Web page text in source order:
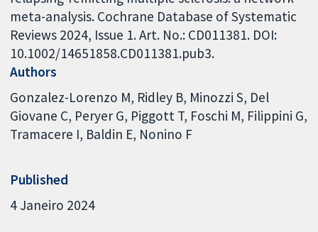
meta-analysis. Cochrane Database of Systematic
Reviews 2024, Issue 1. Art. No.: CD011381. DOI:
10.1002/14651858.CD011381.pub3.
Authors
Gonzalez-Lorenzo M Ridley B Minozzi S Del
Giovane C Peryer G Piggott T Foschi M Filippini G
Tramacere I Baldin E Nonino F
Published
4 Janeiro 2024